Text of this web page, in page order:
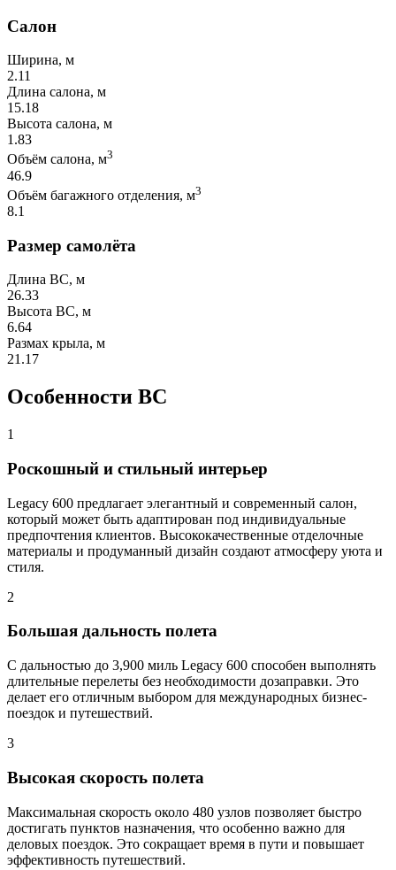
Салон
Ширина, м
2.11
Длина салона, м
15.18
Высота салона, м
1.83
Объём салона, м3
46.9
Объём багажного отделения, м3
8.1
Размер самолёта
Длина ВС, м
26.33
Высота ВС, м
6.64
Размах крыла, м
21.17
Особенности ВС
1
Роскошный и стильный интерьер
Legacy 600 предлагает элегантный и современный салон,
который может быть адаптирован под индивидуальные
предпочтения клиентов. Высококачественные отделочные
материалы и продуманный дизайн создают атмосферу уюта и
стиля.
2
Большая дальность полета
С дальностью до 3,900 миль Legacy 600 способен выполнять
длительные перелеты без необходимости дозаправки. Это
делает его отличным выбором для международных бизнес-
поездок и путешествий.
3
Высокая скорость полета
Максимальная скорость около 480 узлов позволяет быстро
достигать пунктов назначения, что особенно важно для
деловых поездок. Это сокращает время в пути и повышает
эффективность путешествий.